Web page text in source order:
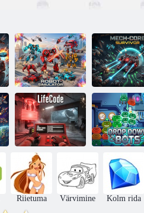
Roboti
simulaator
Mech-Core
Survivor
Elu kood
Rippmenüü
robotid
Riietuma Värvimine Kolm rida